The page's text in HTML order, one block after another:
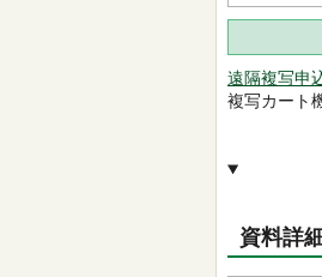
遠隔複写申
複写カート
資料詳細